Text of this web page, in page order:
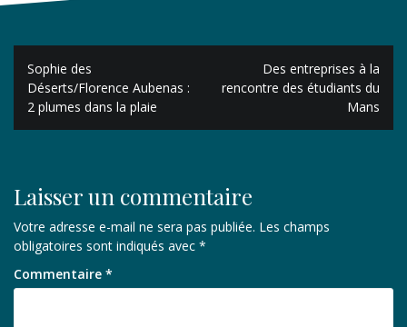
Navigation
de
l’article
Sophie des
Déserts/Florence Aubenas :
2 plumes dans la plaie
Des entreprises à la
rencontre des étudiants du
Mans
Laisser un commentaire
Votre adresse e-mail ne sera pas publiée. Les champs
obligatoires sont indiqués avec *
Commentaire *